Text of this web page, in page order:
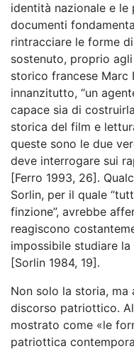
identità nazionale e
documenti
rintracciare le forme
sostenuto, proprio
storico francese Marc
innanzitutto, “un
capace sia di
storica del film e
queste sono le due
deve interrogare sui
[Ferro 1993, 26].
Sorlin, per il quale
finzione”, avrebbe
reagiscono
impossibile studiare
[Sorlin 1984, 19].
Non solo la storia, ma
discorso patriottico.
mostrato come «le
patriottica